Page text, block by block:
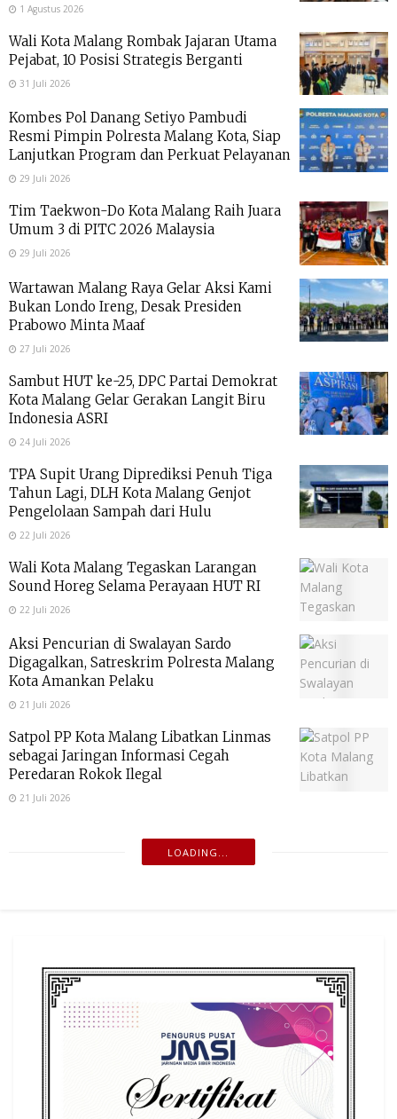
1 Agustus 2026
Wali Kota Malang Rombak Jajaran Utama
Pejabat, 10 Posisi Strategis Berganti
31 Juli 2026
Kombes Pol Danang Setiyo Pambudi
Resmi Pimpin Polresta Malang Kota, Siap
Lanjutkan Program dan Perkuat Pelayanan
29 Juli 2026
Tim Taekwon-Do Kota Malang Raih Juara
Umum 3 di PITC 2026 Malaysia
29 Juli 2026
Wartawan Malang Raya Gelar Aksi Kami
Bukan Londo Ireng, Desak Presiden
Prabowo Minta Maaf
27 Juli 2026
Sambut HUT ke-25, DPC Partai Demokrat
Kota Malang Gelar Gerakan Langit Biru
Indonesia ASRI
24 Juli 2026
TPA Supit Urang Diprediksi Penuh Tiga
Tahun Lagi, DLH Kota Malang Genjot
Pengelolaan Sampah dari Hulu
22 Juli 2026
Wali Kota Malang Tegaskan Larangan
Sound Horeg Selama Perayaan HUT RI
22 Juli 2026
Aksi Pencurian di Swalayan Sardo
Digagalkan, Satreskrim Polresta Malang
Kota Amankan Pelaku
21 Juli 2026
Satpol PP Kota Malang Libatkan Linmas
sebagai Jaringan Informasi Cegah
Peredaran Rokok Ilegal
21 Juli 2026
LOADING...